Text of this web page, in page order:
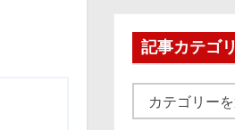
v
記事カテゴリ
事